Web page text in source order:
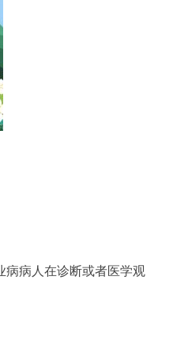
病病人在诊断或者医学观